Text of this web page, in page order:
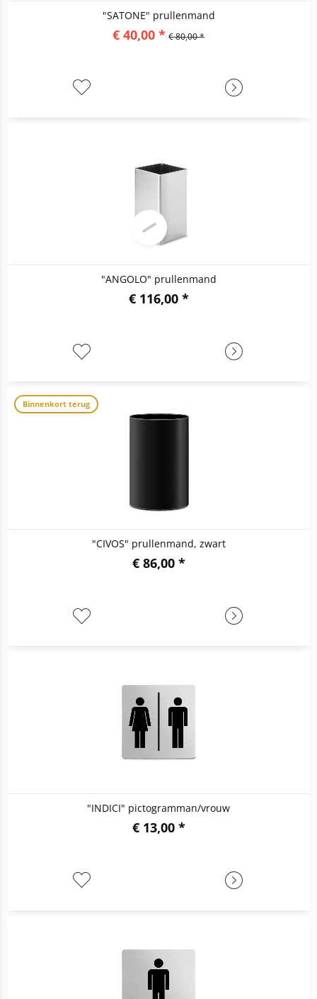
"SATONE" prullenmand
€ 40,00 * € 80,00 *
"ANGOLO" prullenmand
€ 116,00 *
Binnenkort terug
"CIVOS" prullenmand, zwart
€ 86,00 *
"INDICI" pictogramman/vrouw
€ 13,00 *